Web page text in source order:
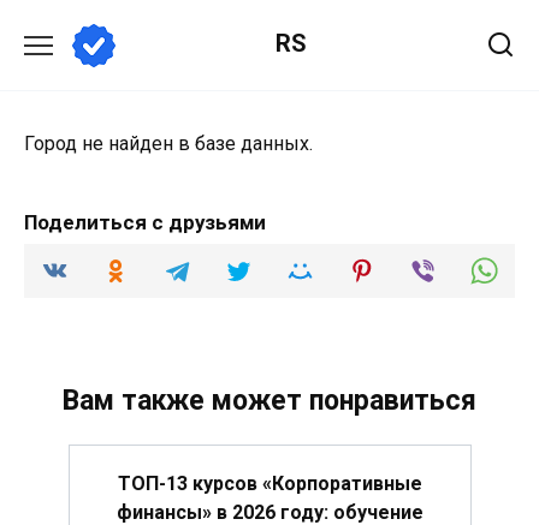
содержанию
RS
Город не найден в базе данных.
Поделиться с друзьями
Вам также может понравиться
ТОП-13 курсов «Корпоративные
финансы» в 2026 году: обучение